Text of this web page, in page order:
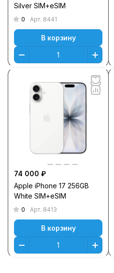
Silver SIM+eSIM
0 Арт. 8441
В корзину
74 000 ₽
Apple iPhone 17 256GB
White SIM+eSIM
0 Арт. 8413
В корзину